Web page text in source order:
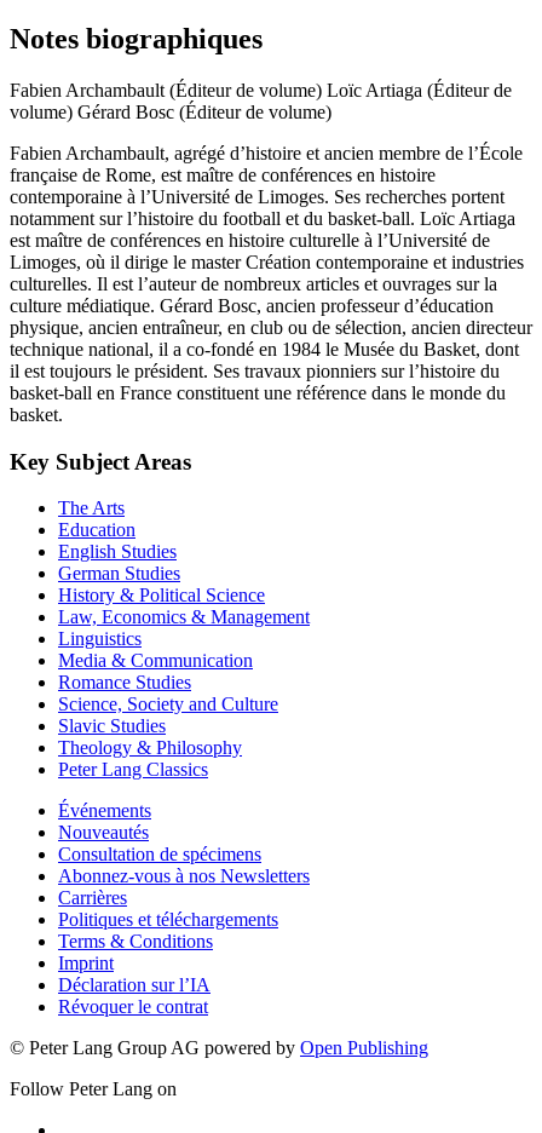
Notes biographiques
Fabien Archambault (Éditeur de volume) Loïc Artiaga (Éditeur de
volume) Gérard Bosc (Éditeur de volume)
Fabien Archambault, agrégé d’histoire et ancien membre de l’École
française de Rome, est maître de conférences en histoire
contemporaine à l’Université de Limoges. Ses recherches portent
notamment sur l’histoire du football et du basket-ball. Loïc Artiaga
est maître de conférences en histoire culturelle à l’Université de
Limoges, où il dirige le master Création contemporaine et industries
culturelles. Il est l’auteur de nombreux articles et ouvrages sur la
culture médiatique. Gérard Bosc, ancien professeur d’éducation
physique, ancien entraîneur, en club ou de sélection, ancien directeur
technique national, il a co-fondé en 1984 le Musée du Basket, dont
il est toujours le président. Ses travaux pionniers sur l’histoire du
basket-ball en France constituent une référence dans le monde du
basket.
Key Subject Areas
The Arts
Education
English Studies
German Studies
History & Political Science
Law, Economics & Management
Linguistics
Media & Communication
Romance Studies
Science, Society and Culture
Slavic Studies
Theology & Philosophy
Peter Lang Classics
Événements
Nouveautés
Consultation de spécimens
Abonnez-vous à nos Newsletters
Carrières
Politiques et téléchargements
Terms & Conditions
Imprint
Déclaration sur l’IA
Révoquer le contrat
© Peter Lang Group AG powered by Open Publishing
Follow Peter Lang on